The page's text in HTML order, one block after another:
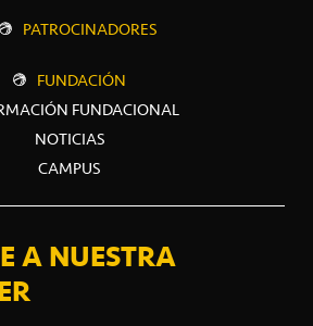
PATROCINADORES
FUNDACIÓN
FUNDACIONAL
NOTICIAS
CAMPUS
A NUESTRA